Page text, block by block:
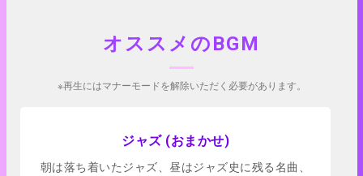
オススメのBGM
※再生にはマナーモードを解除いただく必要があります。
アプリで試聴
ジャズ (おまかせ)
朝は落ち着いたジャズ、昼はジャズ史に残る名曲、